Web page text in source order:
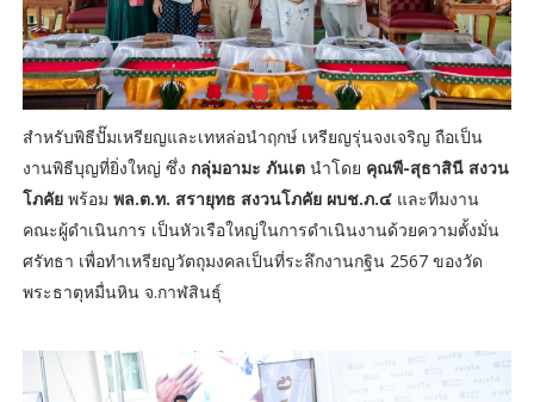
สำหรับพิธีปั๊มเหรียญและเทหล่อนำฤกษ์ เหรียญรุ่นจงเจริญ ถือเป็น
งานพิธีบุญที่ยิ่งใหญ่ ซึ่ง กลุ่มอามะ ภันเต นำโดย คุณพี-สุธาสินี สงวน
โภคัย พร้อม พล.ต.ท. สรายุทธ สงวนโภคัย ผบช.ภ.๔และทีมงาน
คณะผู้ดำเนินการ เป็นหัวเรือใหญ่ในการดำเนินงานด้วยความตั้งมั่น
ศรัทธา เพื่อทำเหรียญวัตถุมงคลเป็นที่ระลึกงานกฐิน 2567 ของวัด
พระธาตุหมื่นหิน จ.กาฬสินธุ์